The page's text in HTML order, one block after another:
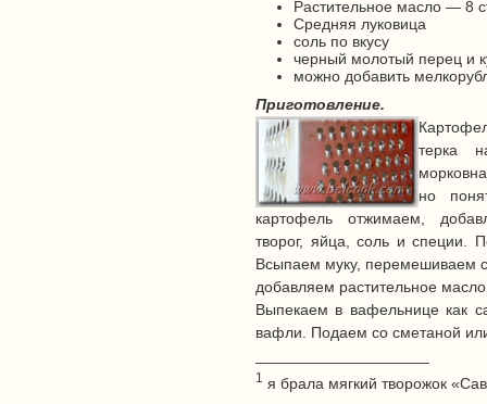
Растительное масло — 8
Средняя луковица
соль по вкусу
черный молотый перец и
можно добавить
Приготовление.
терка
но
картофель отжимаем,
творог, яйца, соль и специи.
Всыпаем муку, перемешиваем
добавляем растительное
Выпекаем в вафельнице как
вафли. Подаем со сметаной
1 я брала мягкий творожок